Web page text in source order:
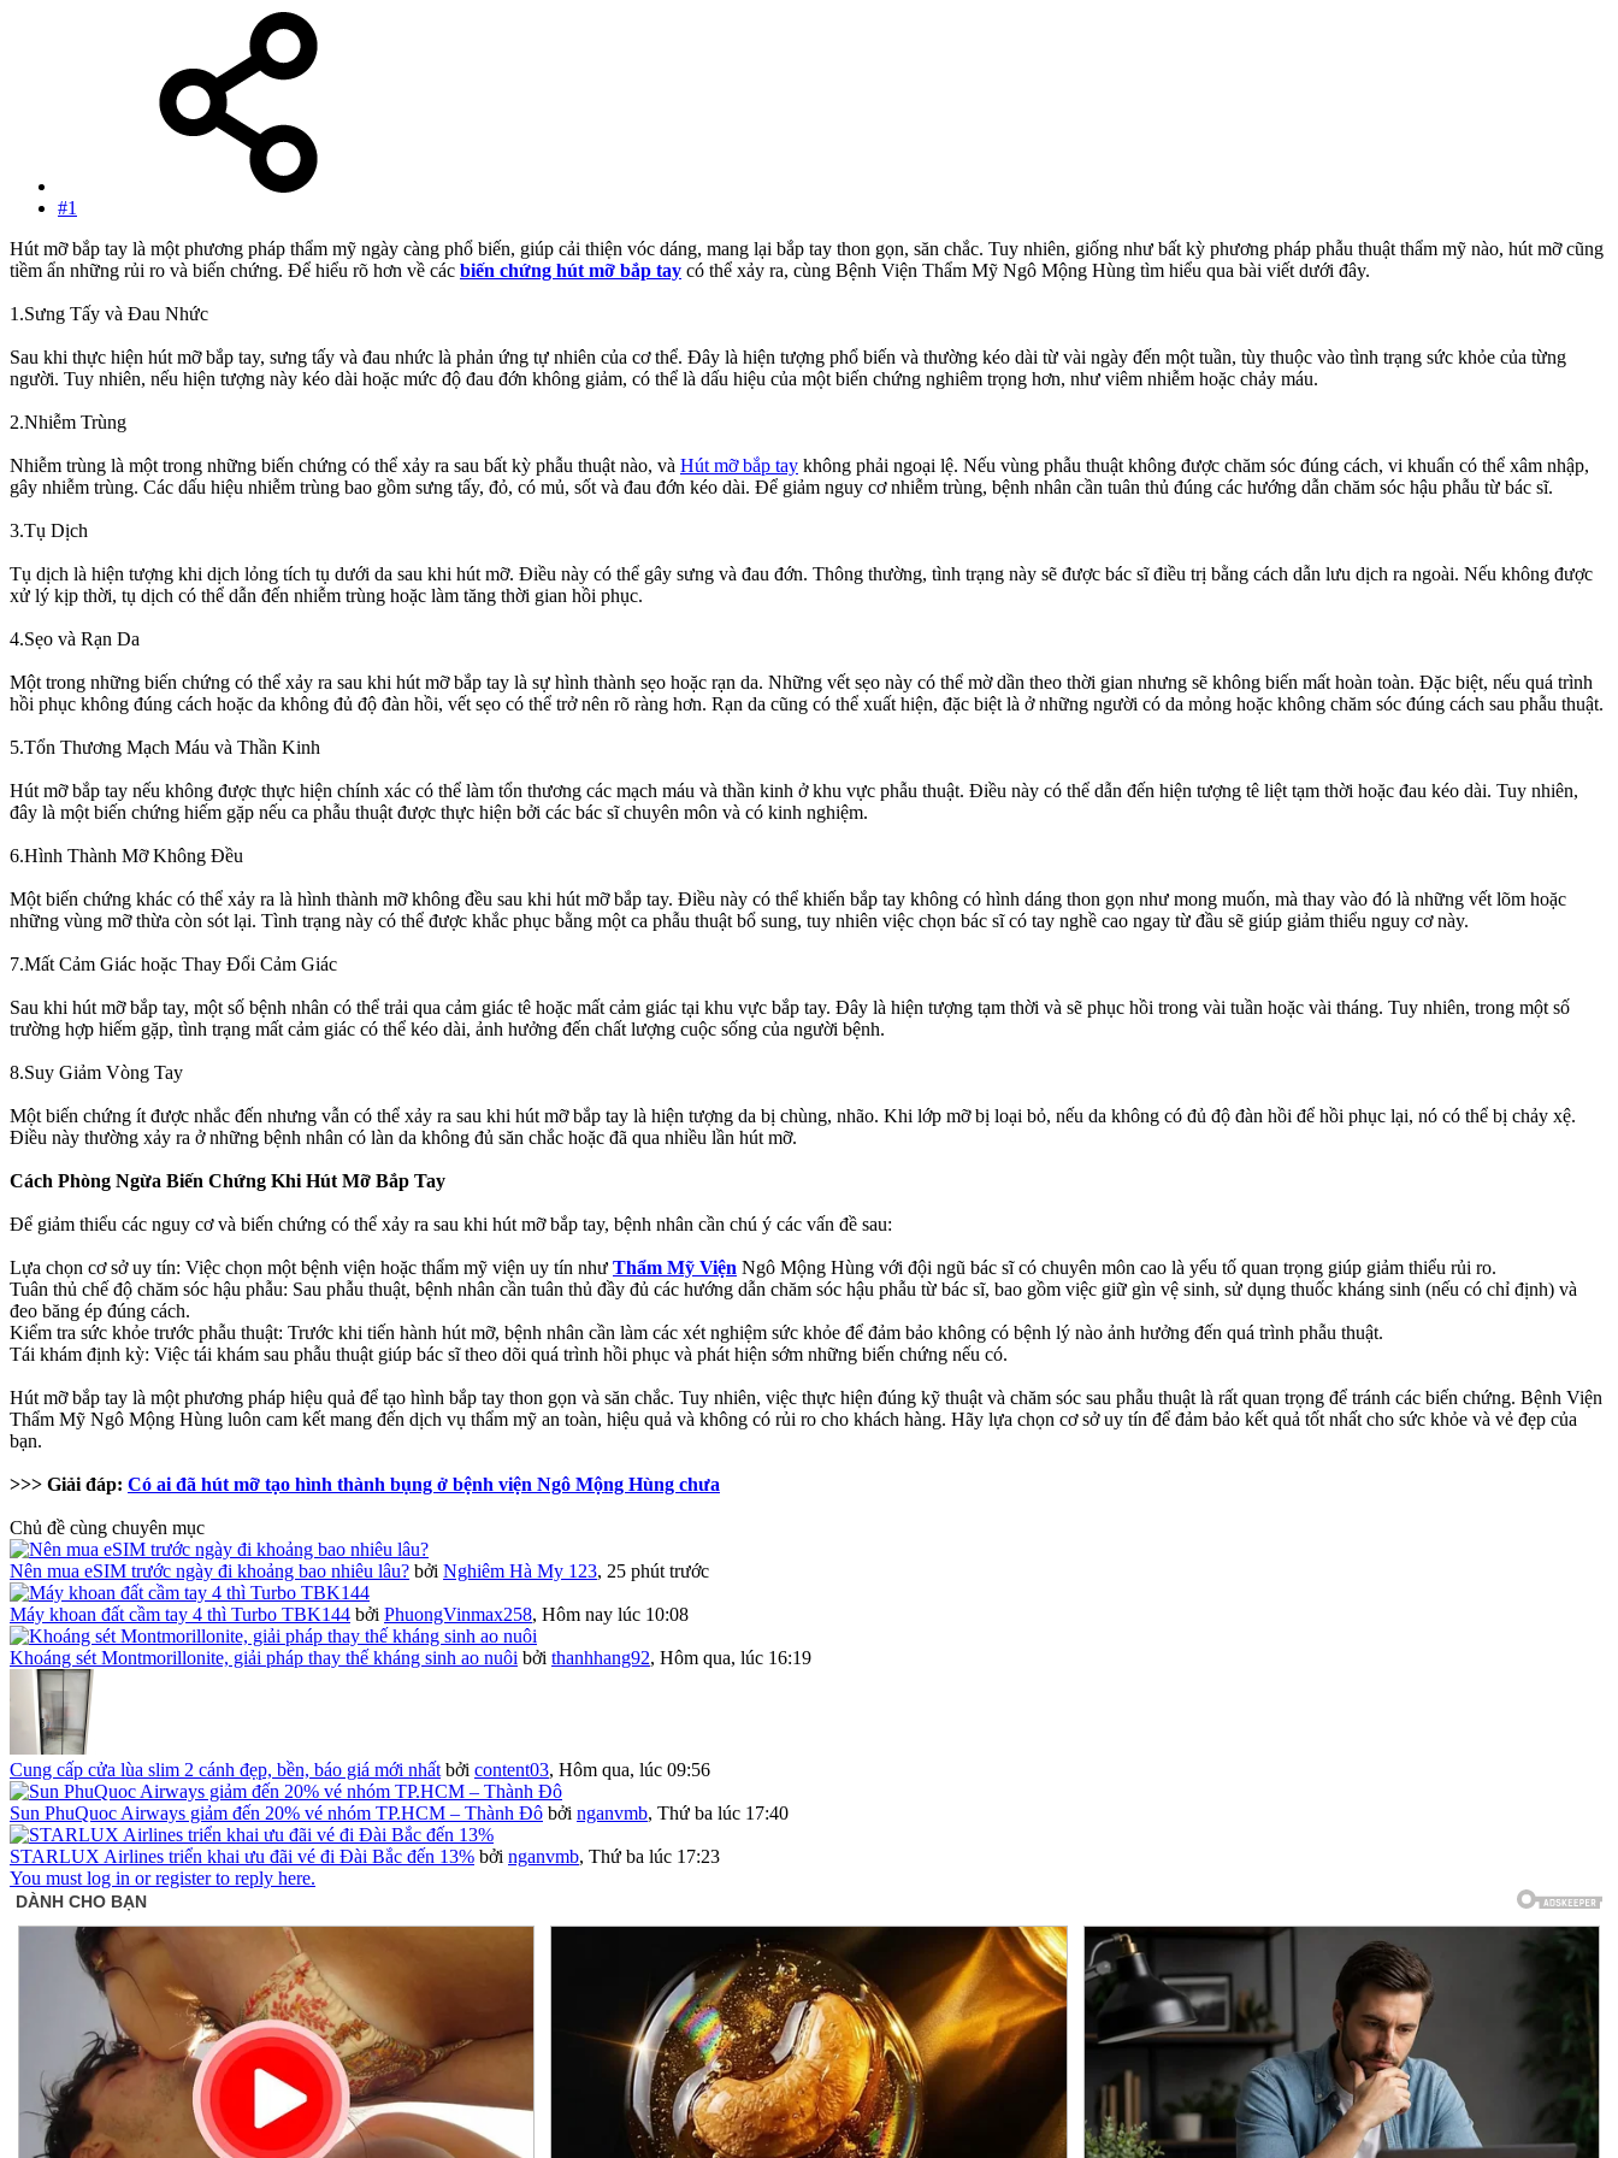
#1
Hút mỡ bắp tay là một phương pháp thẩm mỹ ngày càng phổ biến, giúp cải thiện vóc dáng, mang lại bắp tay thon gọn, săn chắc. Tuy nhiên, giống như bất kỳ phương pháp phẫu thuật thẩm mỹ nào, hút mỡ cũng
tiềm ẩn những rủi ro và biến chứng. Để hiểu rõ hơn về các biến chứng hút mỡ bắp tay có thể xảy ra, cùng Bệnh Viện Thẩm Mỹ Ngô Mộng Hùng tìm hiểu qua bài viết dưới đây.
1.Sưng Tấy và Đau Nhức
Sau khi thực hiện hút mỡ bắp tay, sưng tấy và đau nhức là phản ứng tự nhiên của cơ thể. Đây là hiện tượng phổ biến và thường kéo dài từ vài ngày đến một tuần, tùy thuộc vào tình trạng sức khỏe của từng
người. Tuy nhiên, nếu hiện tượng này kéo dài hoặc mức độ đau đớn không giảm, có thể là dấu hiệu của một biến chứng nghiêm trọng hơn, như viêm nhiễm hoặc chảy máu.
2.Nhiễm Trùng
Nhiễm trùng là một trong những biến chứng có thể xảy ra sau bất kỳ phẫu thuật nào, và Hút mỡ bắp tay không phải ngoại lệ. Nếu vùng phẫu thuật không được chăm sóc đúng cách, vi khuẩn có thể xâm nhập,
gây nhiễm trùng. Các dấu hiệu nhiễm trùng bao gồm sưng tấy, đỏ, có mủ, sốt và đau đớn kéo dài. Để giảm nguy cơ nhiễm trùng, bệnh nhân cần tuân thủ đúng các hướng dẫn chăm sóc hậu phẫu từ bác sĩ.
3.Tụ Dịch
Tụ dịch là hiện tượng khi dịch lỏng tích tụ dưới da sau khi hút mỡ. Điều này có thể gây sưng và đau đớn. Thông thường, tình trạng này sẽ được bác sĩ điều trị bằng cách dẫn lưu dịch ra ngoài. Nếu không được
xử lý kịp thời, tụ dịch có thể dẫn đến nhiễm trùng hoặc làm tăng thời gian hồi phục.
4.Sẹo và Rạn Da
Một trong những biến chứng có thể xảy ra sau khi hút mỡ bắp tay là sự hình thành sẹo hoặc rạn da. Những vết sẹo này có thể mờ dần theo thời gian nhưng sẽ không biến mất hoàn toàn. Đặc biệt, nếu quá trình
hồi phục không đúng cách hoặc da không đủ độ đàn hồi, vết sẹo có thể trở nên rõ ràng hơn. Rạn da cũng có thể xuất hiện, đặc biệt là ở những người có da mỏng hoặc không chăm sóc đúng cách sau phẫu thuật.
5.Tổn Thương Mạch Máu và Thần Kinh
Hút mỡ bắp tay nếu không được thực hiện chính xác có thể làm tổn thương các mạch máu và thần kinh ở khu vực phẫu thuật. Điều này có thể dẫn đến hiện tượng tê liệt tạm thời hoặc đau kéo dài. Tuy nhiên,
đây là một biến chứng hiếm gặp nếu ca phẫu thuật được thực hiện bởi các bác sĩ chuyên môn và có kinh nghiệm.
6.Hình Thành Mỡ Không Đều
Một biến chứng khác có thể xảy ra là hình thành mỡ không đều sau khi hút mỡ bắp tay. Điều này có thể khiến bắp tay không có hình dáng thon gọn như mong muốn, mà thay vào đó là những vết lõm hoặc
những vùng mỡ thừa còn sót lại. Tình trạng này có thể được khắc phục bằng một ca phẫu thuật bổ sung, tuy nhiên việc chọn bác sĩ có tay nghề cao ngay từ đầu sẽ giúp giảm thiểu nguy cơ này.
7.Mất Cảm Giác hoặc Thay Đổi Cảm Giác
Sau khi hút mỡ bắp tay, một số bệnh nhân có thể trải qua cảm giác tê hoặc mất cảm giác tại khu vực bắp tay. Đây là hiện tượng tạm thời và sẽ phục hồi trong vài tuần hoặc vài tháng. Tuy nhiên, trong một số
trường hợp hiếm gặp, tình trạng mất cảm giác có thể kéo dài, ảnh hưởng đến chất lượng cuộc sống của người bệnh.
8.Suy Giảm Vòng Tay
Một biến chứng ít được nhắc đến nhưng vẫn có thể xảy ra sau khi hút mỡ bắp tay là hiện tượng da bị chùng, nhão. Khi lớp mỡ bị loại bỏ, nếu da không có đủ độ đàn hồi để hồi phục lại, nó có thể bị chảy xệ.
Điều này thường xảy ra ở những bệnh nhân có làn da không đủ săn chắc hoặc đã qua nhiều lần hút mỡ.
Cách Phòng Ngừa Biến Chứng Khi Hút Mỡ Bắp Tay
Để giảm thiểu các nguy cơ và biến chứng có thể xảy ra sau khi hút mỡ bắp tay, bệnh nhân cần chú ý các vấn đề sau:
Lựa chọn cơ sở uy tín: Việc chọn một bệnh viện hoặc thẩm mỹ viện uy tín như Thẩm Mỹ Viện Ngô Mộng Hùng với đội ngũ bác sĩ có chuyên môn cao là yếu tố quan trọng giúp giảm thiểu rủi ro.
Tuân thủ chế độ chăm sóc hậu phẫu: Sau phẫu thuật, bệnh nhân cần tuân thủ đầy đủ các hướng dẫn chăm sóc hậu phẫu từ bác sĩ, bao gồm việc giữ gìn vệ sinh, sử dụng thuốc kháng sinh (nếu có chỉ định) và
đeo băng ép đúng cách.
Kiểm tra sức khỏe trước phẫu thuật: Trước khi tiến hành hút mỡ, bệnh nhân cần làm các xét nghiệm sức khỏe để đảm bảo không có bệnh lý nào ảnh hưởng đến quá trình phẫu thuật.
Tái khám định kỳ: Việc tái khám sau phẫu thuật giúp bác sĩ theo dõi quá trình hồi phục và phát hiện sớm những biến chứng nếu có.
Hút mỡ bắp tay là một phương pháp hiệu quả để tạo hình bắp tay thon gọn và săn chắc. Tuy nhiên, việc thực hiện đúng kỹ thuật và chăm sóc sau phẫu thuật là rất quan trọng để tránh các biến chứng. Bệnh Viện
Thẩm Mỹ Ngô Mộng Hùng luôn cam kết mang đến dịch vụ thẩm mỹ an toàn, hiệu quả và không có rủi ro cho khách hàng. Hãy lựa chọn cơ sở uy tín để đảm bảo kết quả tốt nhất cho sức khỏe và vẻ đẹp của
bạn.
>>> Giải đáp: Có ai đã hút mỡ tạo hình thành bụng ở bệnh viện Ngô Mộng Hùng chưa
Chủ đề cùng chuyên mục
Nên mua eSIM trước ngày đi khoảng bao nhiêu lâu? bởi Nghiêm Hà My 123, 25 phút trước
Máy khoan đất cầm tay 4 thì Turbo TBK144 bởi PhuongVinmax258, Hôm nay lúc 10:08
Khoáng sét Montmorillonite, giải pháp thay thế kháng sinh ao nuôi bởi thanhhang92, Hôm qua, lúc 16:19
Cung cấp cửa lùa slim 2 cánh đẹp, bền, báo giá mới nhất bởi content03, Hôm qua, lúc 09:56
Sun PhuQuoc Airways giảm đến 20% vé nhóm TP.HCM – Thành Đô bởi nganvmb, Thứ ba lúc 17:40
STARLUX Airlines triển khai ưu đãi vé đi Đài Bắc đến 13% bởi nganvmb, Thứ ba lúc 17:23
You must log in or register to reply here.